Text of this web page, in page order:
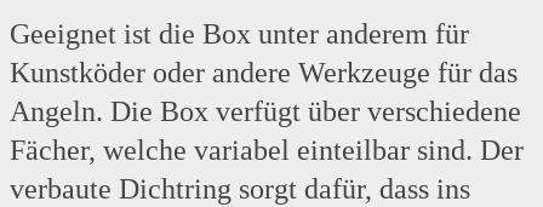
Geeignet ist die Box unter anderem für
Kunstköder oder andere Werkzeuge für das
Angeln. Die Box verfügt über verschiedene
Fächer, welche variabel einteilbar sind. Der
verbaute Dichtring sorgt dafür, dass ins